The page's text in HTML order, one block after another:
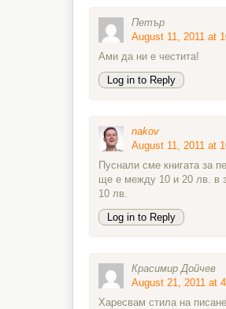
Петър
August 11, 2011 at
Ами да ни е честита!
Log in to Reply
nakov
August 11, 2011 at
Пуснали сме книгата за
ще е между 10 и 20 лв. в
10 лв.
Log in to Reply
Красимир Дойчев
August 21, 2011 at
Харесвам стила на